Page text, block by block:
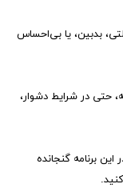
بدبین، یا بی‌احساس
حتی در شرایط دشوار،
برنامه گنجانده